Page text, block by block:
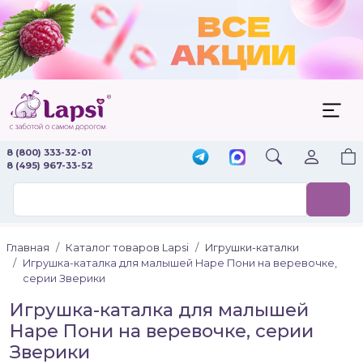
8 (800) 333-32-01
8 (495) 967-33-52
Главная Каталог товаров Lapsi
Игрушки-каталки
Игрушка-каталка для малышей Hape Пони на веревочке,
серии Зверики
Игрушка-каталка для малышей
Hape Пони на веревочке, серии
Зверики